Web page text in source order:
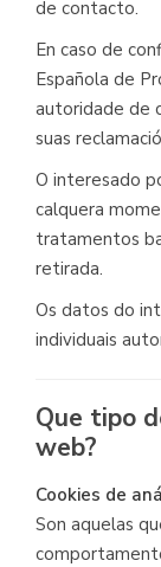
de contacto.
En caso de
Española de
autoridade de
suas
O interesado
calquera
tratamentos
retirada.
Os datos do
individuais
Que tipo
web?
Cookies de
Son aquelas